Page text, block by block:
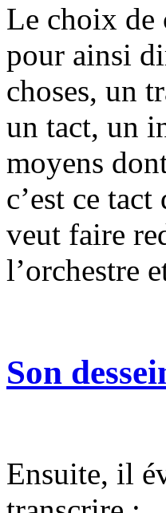
Le choix de
pour ainsi
choses, un
un tact, un
moyens
c’est ce
veut faire
l’orchestre
Son
Ensuite, il